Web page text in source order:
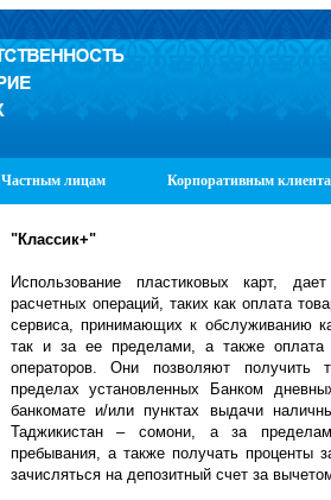
Частным лицам Корпоративным
"Классик+"
Использование пластиковых карт,
расчетных операций, таких как оплата
сервиса, принимающих к обслуживанию
так и за ее пределами, а также
операторов. Они позволяют
пределах установленных Банком
банкомате и/или пунктах выдачи
Таджикистан – сомони, а за
пребывания, а также получать проценты
зачисляться на депозитный счет за